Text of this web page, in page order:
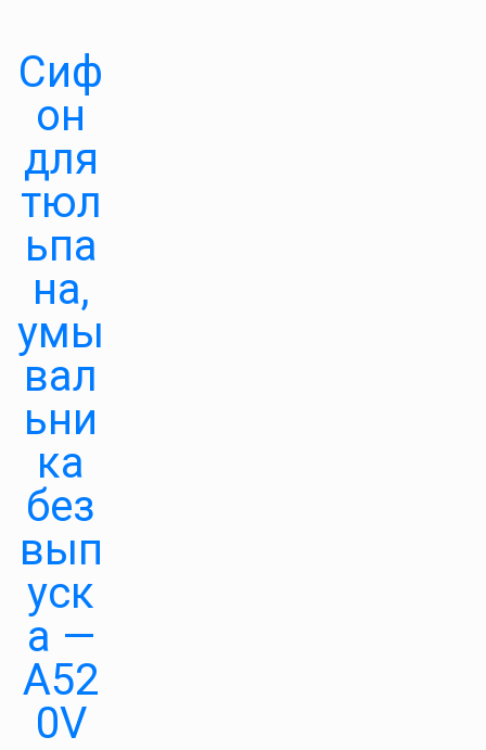
Сиф
он
для
тюл
ьпа
на,
умы
вал
ьни
ка
без
вып
уск
а —
А52
0V